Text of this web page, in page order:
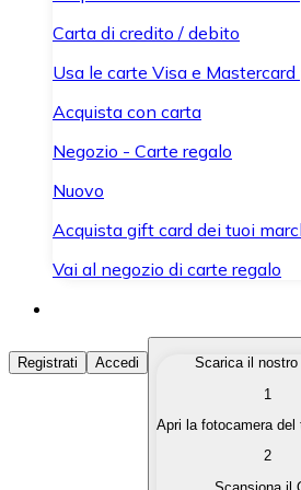
Carta di credito / debito
Usa le carte Visa e
Acquista con carta
Negozio - Carte regalo
Nuovo
Acquista gift card dei tuoi
Vai al negozio di carte regalo
Acquista Criptovalute
Acquista le criptovalute che ti
Converti le tue criptovalute in
Registrati Accedi
Scarica il nostro
1
Apri la fotocamera del
2